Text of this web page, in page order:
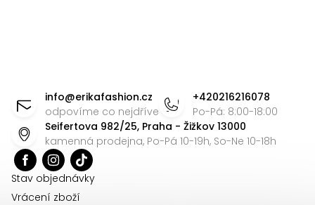
info@erikafashion.cz
odpovíme co nejdříve
+420216216078
Po-Pá: 8:00-18:00
Seifertova 982/25, Praha - Žižkov 13000
kamenná prodejna, Po-Pá 10-19h, So-Ne 10-18h
Stav objednávky
Vrácení zboží